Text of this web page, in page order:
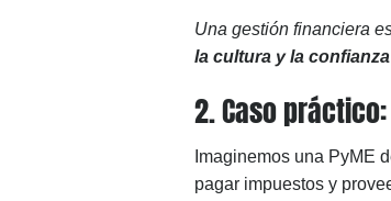
Una gestión financiera
la cultura y la
2. Caso
Imaginemos una PyME
pagar impuestos y